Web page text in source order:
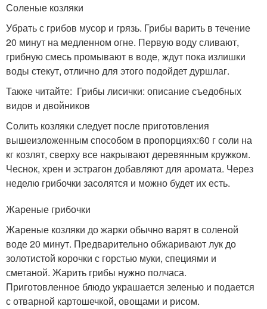
Соленые козляки
Убрать с грибов мусор и грязь. Грибы варить в течение
20 минут на медленном огне. Первую воду сливают,
грибную смесь промывают в воде, ждут пока излишки
воды стекут, отлично для этого подойдет дуршлаг.
Также читайте: Грибы лисички: описание съедобных
видов и двойников
Солить козляки следует после приготовления
вышеизложенным способом в пропорциях:60 г соли на
кг козлят, сверху все накрывают деревянным кружком.
Чеснок, хрен и эстрагон добавляют для аромата. Через
неделю грибочки засолятся и можно будет их есть.
Жареные грибочки
Жареные козляки до жарки обычно варят в соленой
воде 20 минут. Предварительно обжаривают лук до
золотистой корочки с горстью муки, специями и
сметаной. Жарить грибы нужно полчаса.
Приготовленное блюдо украшается зеленью и подается
с отварной картошечкой, овощами и рисом.